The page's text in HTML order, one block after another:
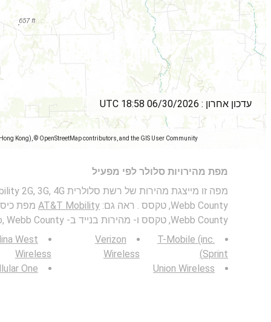
Kong), © OpenStreetMap contributors, and the GIS User Community
עדכון אחרון : 06/30/2026 18:58 UTC
מפת מהירויות סלולר לפי מפעיל
Webb County, טקסס . ראה גם:
AT&T Mobility
Webb County, טקסס ו- מהירות בנייד ב- Laredo, Webb County, טקסס .
T-Mobile (inc.
Sprint)
Union Wireless
Verizon
Wireless
West
Wireless
One